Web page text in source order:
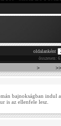
oldalanként
összesen:
> >>
bajnokságban indul
is az ellenfele lesz.